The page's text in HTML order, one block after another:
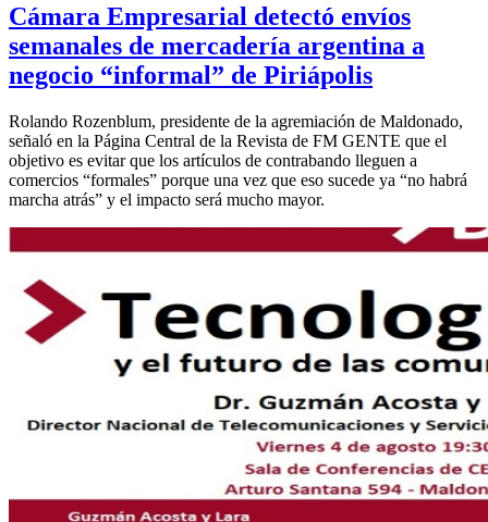
Cámara Empresarial detectó envíos
semanales de mercadería argentina a
negocio “informal” de Piriápolis
Rolando Rozenblum, presidente de la agremiación de Maldonado,
señaló en la Página Central de la Revista de FM GENTE que el
objetivo es evitar que los artículos de contrabando lleguen a
comercios “formales” porque una vez que eso sucede ya “no habrá
marcha atrás” y el impacto será mucho mayor.